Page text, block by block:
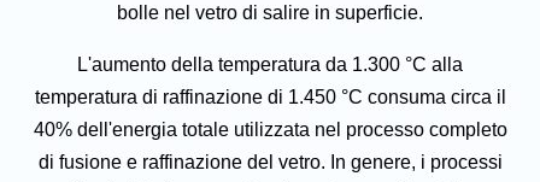
bolle nel vetro di salire in superficie.
L'aumento della temperatura da 1.300 °C alla
temperatura di raffinazione di 1.450 °C consuma circa il
40% dell'energia totale utilizzata nel processo completo
di fusione e raffinazione del vetro. In genere, i processi